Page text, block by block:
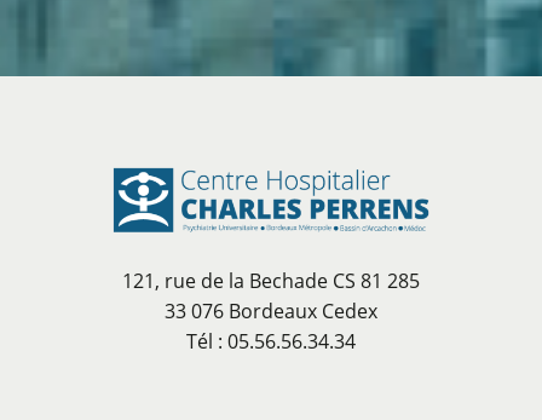
121, rue de la Bechade CS 81 285
33 076 Bordeaux Cedex
Tél : 05.56.56.34.34